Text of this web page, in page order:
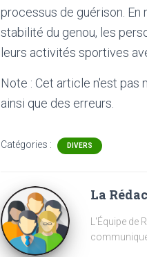
processus de guérison.
stabilité du genou, les
leurs activités sportives
Note : Cet article n'est
ainsi que des erreurs.
Catégories : DIVERS
La
L'Équipe